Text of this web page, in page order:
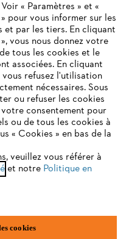
cookies
Puurs-Sint-Amands,
INTERNET
CHARGE
que nous ne prenons plus
de notre site ne
une utilisation
de passer à
chrome
« Paramètres » et «
pour vous informer sur les
et par les tiers. En cliquant
vous nous donnez votre
tous les cookies et le
associées. En cliquant
vous refusez l'utilisation
nécessaires. Sous
ou refuser les cookies
consentement pour
ou de tous les cookies à
« Cookies » en bas de la
veuillez vous référer à
et notre Politique en
cookies